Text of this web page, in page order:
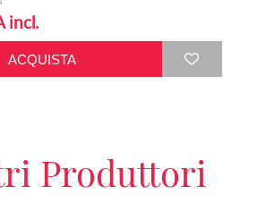
incl.
Produttori